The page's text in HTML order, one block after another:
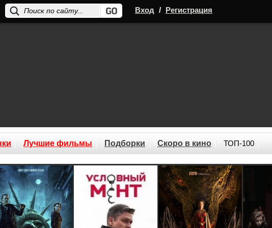
Вход / Регистрация
Лучшие фильмы Подборки Скоро в кино ТОП-100